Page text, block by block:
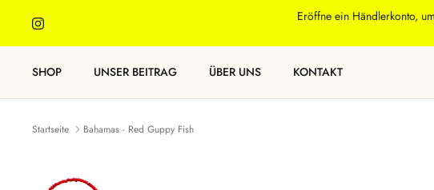
Inhalt
Eröffne ein Händlerkonto,
SHOP UNSER BEITRAG ÜBER UNS KONTAKT
Startseite Bahamas - Red Guppy Fish